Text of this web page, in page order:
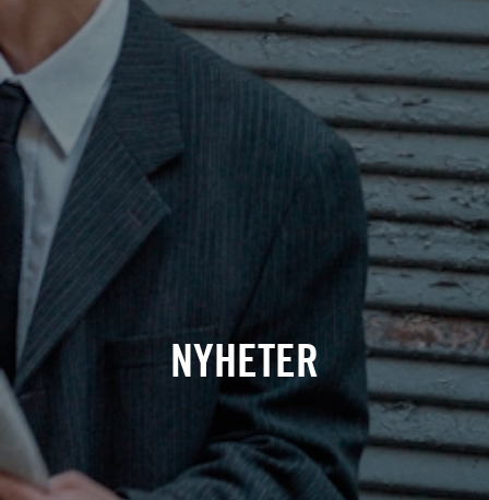
NYHETER